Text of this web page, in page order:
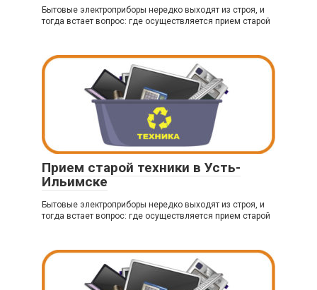
Бытовые электроприборы нередко выходят из строя, и
тогда встает вопрос: где осуществляется прием старой
Прием старой техники в Усть-
Ильимске
Бытовые электроприборы нередко выходят из строя, и
тогда встает вопрос: где осуществляется прием старой